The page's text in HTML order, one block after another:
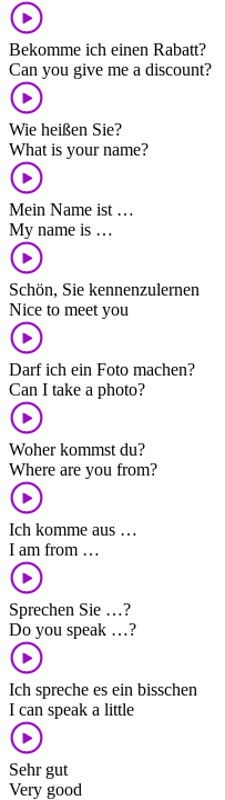
Bekomme ich einen Rabatt?
Can you give me a discount?
Wie heißen Sie?
What is your name?
Mein Name ist …
My name is …
Schön, Sie kennenzulernen
Nice to meet you
Darf ich ein Foto machen?
Can I take a photo?
Woher kommst du?
Where are you from?
Ich komme aus …
I am from …
Sprechen Sie …?
Do you speak …?
Ich spreche es ein bisschen
I can speak a little
Sehr gut
Very good